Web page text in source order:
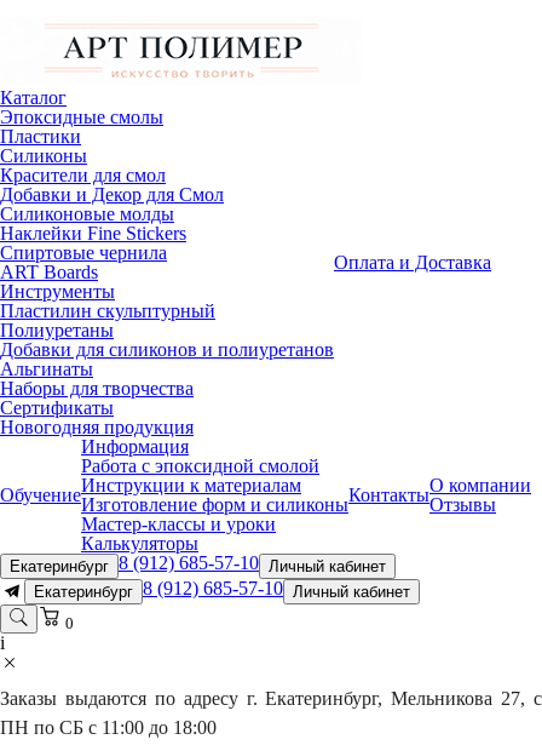
Каталог
Эпоксидные смолы
Пластики
Силиконы
Красители для смол
Добавки и Декор для Смол
Силиконовые молды
Наклейки Fine Stickers
Спиртовые чернила
ART Boards
Инструменты
Пластилин скульптурный
Полиуретаны
Добавки для силиконов и полиуретанов
Альгинаты
Наборы для творчества
Сертификаты
Новогодняя продукция
Оплата и Доставка
Обучение
Информация
Работа с эпоксидной смолой
Инструкции к материалам
Изготовление форм и силиконы
Мастер-классы и уроки
Калькуляторы
КонтактыО компании
Отзывы
Екатеринбург 8 (912) 685-57-10 Личный кабинет
Екатеринбург 8 (912) 685-57-10 Личный кабинет
0
i
Заказы выдаются по адресу г. Екатеринбург, Мельникова 27, с
ПН по СБ с 11:00 до 18:00